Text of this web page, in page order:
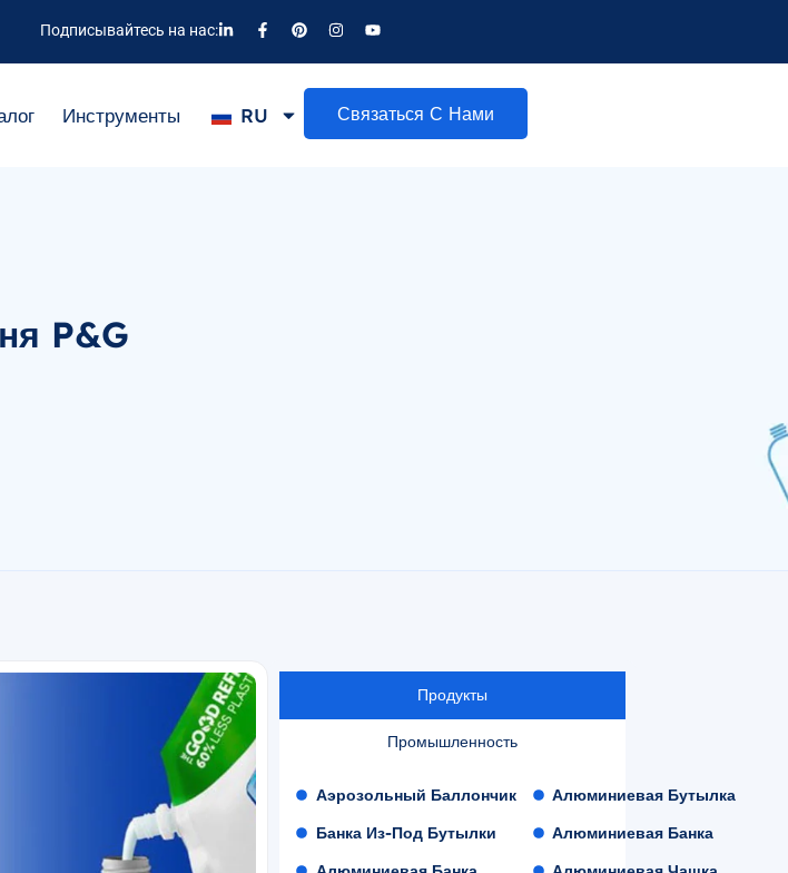
Подписывайтесь на нас:
Инструменты RU Связаться С Нами
P&G
Продукты
Промышленность
Аэрозольный Баллончик
Банка Из-Под Бутылки
Алюминиевая Бутылка
Алюминиевая Банка